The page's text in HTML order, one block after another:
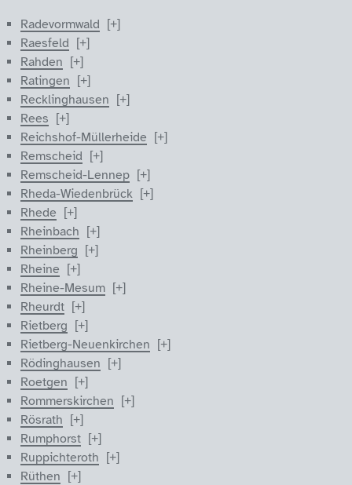
Radevormwald
Raesfeld
Rahden
Ratingen
Recklinghausen
Rees
Reichshof-Müllerheide
Remscheid
Remscheid-Lennep
Rheda-Wiedenbrück
Rhede
Rheinbach
Rheinberg
Rheine
Rheine-Mesum
Rheurdt
Rietberg
Rietberg-Neuenkirchen
Rödinghausen
Roetgen
Rommerskirchen
Rösrath
Rumphorst
Ruppichteroth
Rüthen